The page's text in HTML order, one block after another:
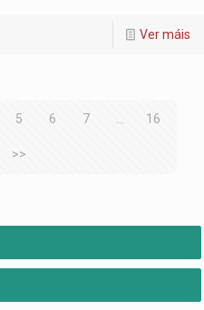
Ver máis
5 6 7 ... 16
>>